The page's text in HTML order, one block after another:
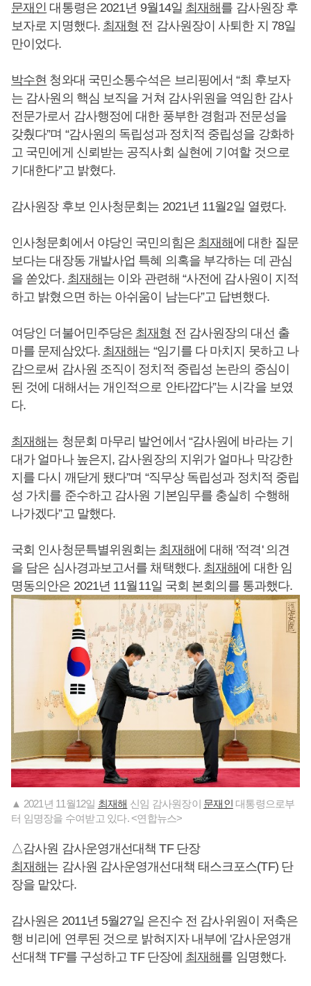
문재인 대통령은 2021년 9월14일 최재해 를 감사원장 후
보자로 지명했다. 최재형 전 감사원장이 사퇴한 지 78일
만이었다.
박수현 청와대 국민소통수석은 브리핑에서 “최 후보자
는 감사원의 핵심 보직을 거쳐 감사위원을 역임한 감사
전문가로서 감사행정에 대한 풍부한 경험과 전문성을
갖췄다”며 “감사원의 독립성과 정치적 중립성을 강화하
고 국민에게 신뢰받는 공직사회 실현에 기여할 것으로
기대한다”고 밝혔다.
감사원장 후보 인사청문회는 2021년 11월2일 열렸다.
인사청문회에서 야당인 국민의힘은 최재해 에 대한 질문
보다는 대장동 개발사업 특혜 의혹을 부각하는 데 관심
을 쏟았다. 최재해 는 이와 관련해 “사전에 감사원이 지적
하고 밝혔으면 하는 아쉬움이 남는다”고 답변했다.
여당인 더불어민주당은 최재형 전 감사원장의 대선 출
마를 문제삼았다. 최재해 는 “임기를 다 마치지 못하고 나
감으로써 감사원 조직이 정치적 중립성 논란의 중심이
된 것에 대해서는 개인적으로 안타깝다”는 시각을 보였
다.
최재해 는 청문회 마무리 발언에서 “감사원에 바라는 기
대가 얼마나 높은지, 감사원장의 지위가 얼마나 막강한
지를 다시 깨닫게 됐다”며 “직무상 독립성과 정치적 중립
성 가치를 준수하고 감사원 기본임무를 충실히 수행해
나가겠다”고 말했다.
국회 인사청문특별위원회는 최재해 에 대해 '적격' 의견
을 담은 심사경과보고서를 채택했다. 최재해 에 대한 임
명동의안은 2021년 11월11일 국회 본회의를 통과했다.
▲ 2021년 11월12일 최재해 신임 감사원장이 문재인 대통령으로부
터 임명장을 수여받고 있다. <연합뉴스>
△감사원 감사운영개선대책 TF 단장
최재해 는 감사원 감사운영개선대책 태스크포스(TF) 단
장을 맡았다.
감사원은 2011년 5월27일 은진수 전 감사위원이 저축은
행 비리에 연루된 것으로 밝혀지자 내부에 '감사운영개
선대책 TF'를 구성하고 TF 단장에 최재해 를 임명했다.